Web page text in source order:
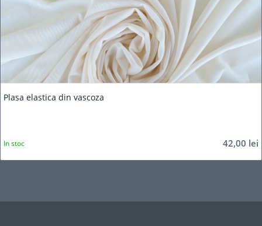
Plasa elastica din vascoza
42,00 lei
In stoc